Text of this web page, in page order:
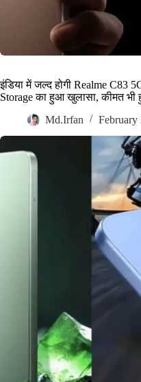
इंडिया में जल्द होगी Realme C83
Storage का हुआ खुलासा, कीमत भी
Md.Irfan
February